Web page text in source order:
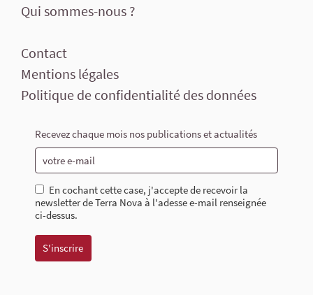
Qui sommes-nous ?
Contact
Mentions légales
Politique de confidentialité des données
Recevez chaque mois nos publications et actualités
En cochant cette case, j'accepte de recevoir la
newsletter de Terra Nova à l'adesse e-mail renseignée
ci-dessus.